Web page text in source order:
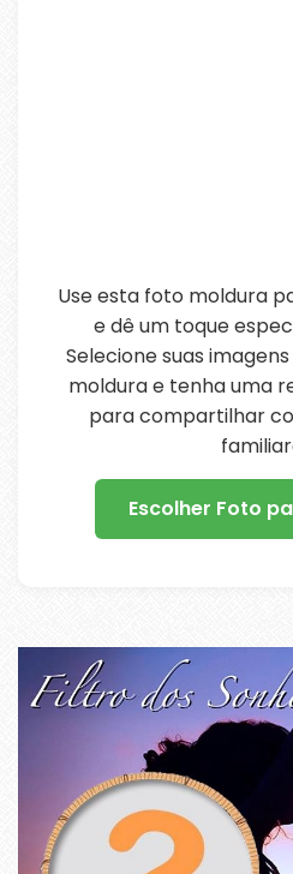
Use esta foto moldura
e dê um toque
Selecione suas
moldura e tenha uma
para compartilhar
Escolher Foto